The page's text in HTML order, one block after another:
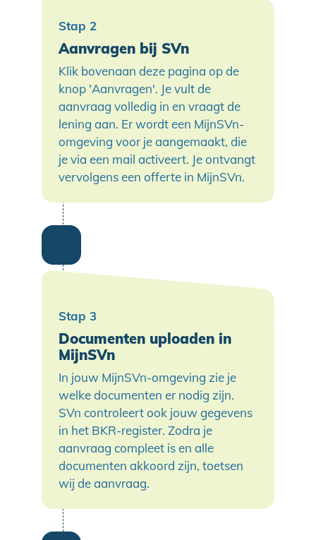
Aanvragen bij SVn
Klik bovenaan deze pagina op de
knop 'Aanvragen'. Je vult de
aanvraag volledig in en vraagt de
lening aan. Er wordt een MijnSVn-
omgeving voor je aangemaakt, die
je via een mail activeert. Je ontvangt
vervolgens een offerte in MijnSVn.
Documenten uploaden in
MijnSVn
In jouw MijnSVn-omgeving zie je
welke documenten er nodig zijn.
SVn controleert ook jouw gegevens
in het BKR-register. Zodra je
aanvraag compleet is en alle
documenten akkoord zijn, toetsen
wij de aanvraag.